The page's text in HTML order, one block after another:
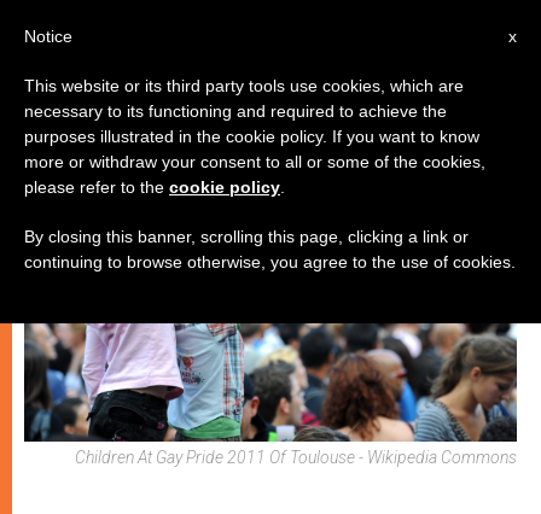
MATRIMONIO E FAMIGLIA
Children At Gay Pride 2011 Of Toulouse - Wikipedia Commons
x
Notice
This website or its third party tools use cookies, which are
necessary to its functioning and required to achieve the
purposes illustrated in the cookie policy. If you want to know
more or withdraw your consent to all or some of the cookies,
please refer to the cookie policy
By closing this banner, scrolling this page, clicking a link or
continuing to browse otherwise, you agree to the use of cookies.